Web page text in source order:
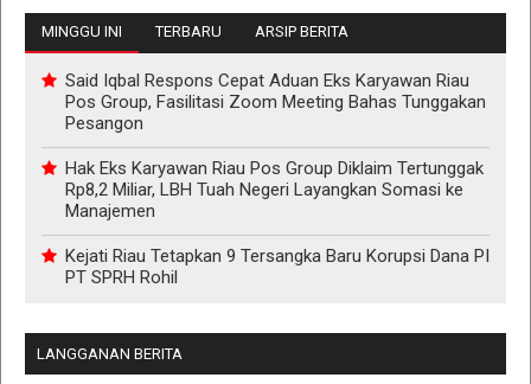
MINGGU INI TERBARU ARSIP BERITA
Said Iqbal Respons Cepat Aduan Eks Karyawan Riau
Pos Group, Fasilitasi Zoom Meeting Bahas Tunggakan
Pesangon
Hak Eks Karyawan Riau Pos Group Diklaim Tertunggak
Rp8,2 Miliar, LBH Tuah Negeri Layangkan Somasi ke
Manajemen
Kejati Riau Tetapkan 9 Tersangka Baru Korupsi Dana PI
PT SPRH Rohil
LANGGANAN BERITA